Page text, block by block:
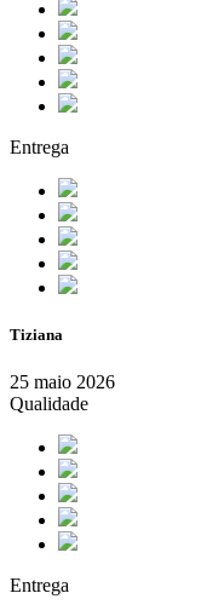
Entrega
Tiziana
25 maio 2026
Qualidade
Entrega